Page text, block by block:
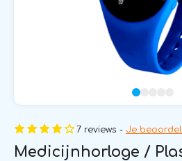
7 reviews - Je
Medicijnhorloge /